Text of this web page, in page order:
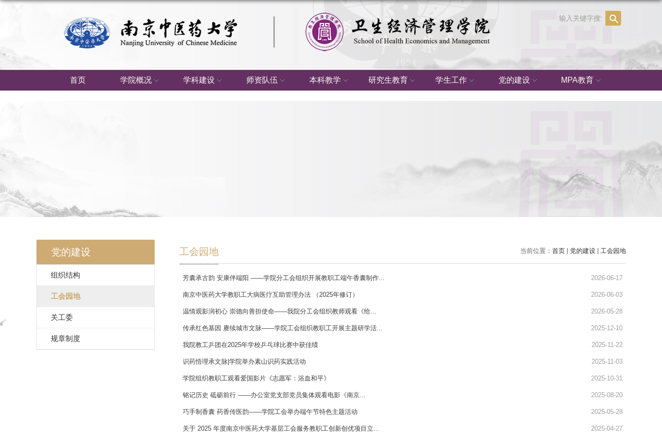
首页 学院概况 学科建设 师资队伍 本科教学 研究生教育 学生工作 党的建设 MPA教育
党的建设
组织结构
工会园地
关工委
规章制度
当前位置： 首页 党的建设 工会园地
工会园地
芳囊承古韵 安康伴端阳 ——学院分工会组织开展教职工端午香囊制作... 2026-06-17
南京中医药大学教职工大病医疗互助管理办法 （2025年修订） 2026-06-03
温情观影润初心 崇德向善担使命——我院分工会组织教师观看《给... 2026-05-28
传承红色基因 赓续城市文脉——学院工会组织教职工开展主题研学活... 2025-12-10
我院教工乒团在2025年学校乒乓球比赛中获佳绩 2025-11-22
识药悟理承文脉|学院举办素山识药实践活动 2025-11-03
学院组织教职工观看爱国影片《志愿军：浴血和平》 2025-10-31
铭记历史 砥砺前行 ——办公室党支部党员集体观看电影《南京... 2025-08-20
巧手制香囊 药香传医韵——学院工会举办端午节特色主题活动 2025-05-28
关于 2025 年度南京中医药大学基层工会服务教职工创新创优项目立... 2025-04-27